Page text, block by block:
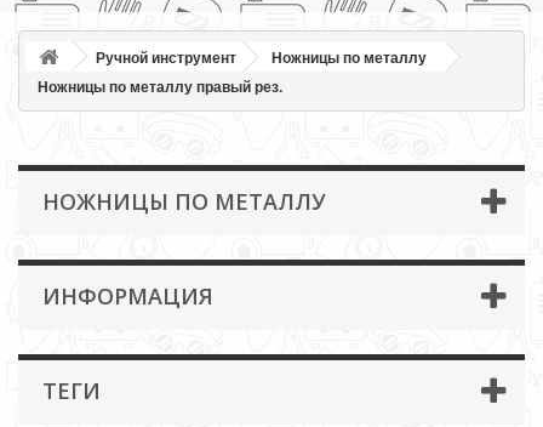
Ручной инструмент
Ножницы по металлу
Ножницы по металлу правый рез.
НОЖНИЦЫ ПО МЕТАЛЛУ
ИНФОРМАЦИЯ
ТЕГИ